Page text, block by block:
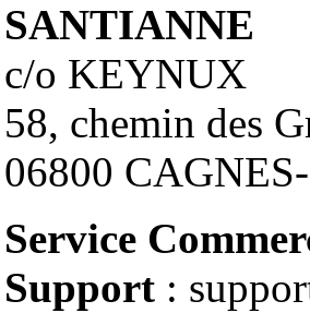
SANTIANNE
c/o KEYNUX
58, chemin des
06800
Service
Support :